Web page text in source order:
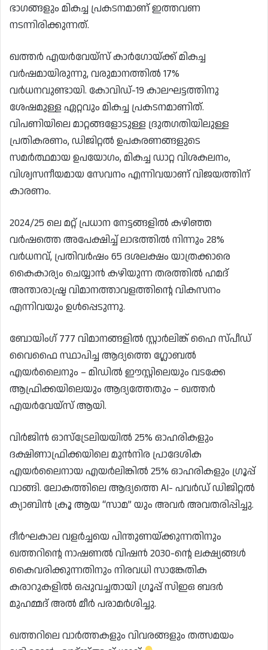
ഭാഗങ്ങളും മികച്ച പ്രകടനമാണ് ഇത്തവണ
നടന്നിരിക്കുന്നത്.
ഖത്തർ എയർവേയ്‌സ് കാർഗോയ്ക്ക് മികച്ച
വർഷമായിരുന്നു, വരുമാനത്തിൽ 17%
വർധനവുണ്ടായി. കോവിഡ്-19 കാലഘട്ടത്തിനു
ശേഷമുള്ള ഏറ്റവും മികച്ച പ്രകടനമാണിത്.
വിപണിയിലെ മാറ്റങ്ങളോടുള്ള ദ്രുതഗതിയിലുള്ള
പ്രതികരണം, ഡിജിറ്റൽ ഉപകരണങ്ങളുടെ
സമർത്ഥമായ ഉപയോഗം, മികച്ച ഡാറ്റ വിശകലനം,
വിശ്വസനീയമായ സേവനം എന്നിവയാണ് വിജയത്തിന്
കാരണം.
2024/25 ലെ മറ്റ് പ്രധാന നേട്ടങ്ങളിൽ കഴിഞ്ഞ
വർഷത്തെ അപേക്ഷിച്ച് ലാഭത്തിൽ നിന്നും 28%
വർധനവ്, പ്രതിവർഷം 65 ദശലക്ഷം യാത്രക്കാരെ
കൈകാര്യം ചെയ്യാൻ കഴിയുന്ന തരത്തിൽ ഹമദ്
അന്താരാഷ്ട്ര വിമാനത്താവളത്തിന്റെ വികസനം
എന്നിവയും ഉൾപ്പെടുന്നു.
ബോയിംഗ് 777 വിമാനങ്ങളിൽ സ്റ്റാർലിങ്ക് ഹൈ സ്‌പീഡ്‌
വൈഫൈ സ്ഥാപിച്ച ആദ്യത്തെ ഗ്ലോബൽ
എയർലൈനും – മിഡിൽ ഈസ്റ്റിലെയും വടക്കേ
ആഫ്രിക്കയിലെയും ആദ്യത്തേതും – ഖത്തർ
എയർവേയ്‌സ് ആയി.
വിർജിൻ ഓസ്‌ട്രേലിയയിൽ 25% ഓഹരികളും
ദക്ഷിണാഫ്രിക്കയിലെ മുൻനിര പ്രാദേശിക
എയർലൈനായ എയർലിങ്കിൽ 25% ഓഹരികളും ഗ്രൂപ്പ്
വാങ്ങി. ലോകത്തിലെ ആദ്യത്തെ AI- പവർഡ് ഡിജിറ്റൽ
ക്യാബിൻ ക്രൂ ആയ “സാമ” യും അവർ അവതരിപ്പിച്ചു.
ദീർഘകാല വളർച്ചയെ പിന്തുണയ്ക്കുന്നതിനും
ഖത്തറിന്റെ നാഷണൽ വിഷൻ 2030-ന്റെ ലക്ഷ്യങ്ങൾ
കൈവരിക്കുന്നതിനും നിരവധി സാങ്കേതിക
കരാറുകളിൽ ഒപ്പുവച്ചതായി ഗ്രൂപ്പ് സിഇഒ ബദർ
മുഹമ്മദ് അൽ മീർ പരാമർശിച്ചു.
ഖത്തറിലെ വാർത്തകളും വിവരങ്ങളും തത്സമയം